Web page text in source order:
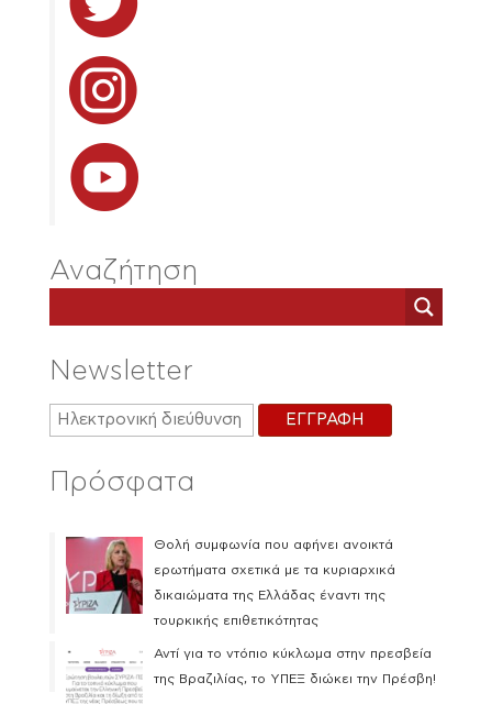
Αναζήτηση
Newsletter
Πρόσφατα
Θολή συμφωνία που αφήνει ανοικτά
ερωτήματα σχετικά με τα κυριαρχικά
δικαιώματα της Ελλάδας έναντι της
τουρκικής επιθετικότητας
Αντί για το ντόπιο κύκλωμα στην πρεσβεία
της Βραζιλίας, το ΥΠΕΞ διώκει την Πρέσβη!